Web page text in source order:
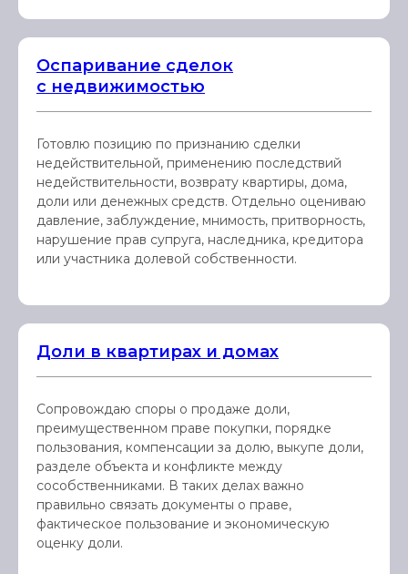
Оспаривание сделок
с недвижимостью
Готовлю позицию по признанию сделки
недействительной, применению последствий
недействительности, возврату квартиры, дома,
доли или денежных средств. Отдельно оцениваю
давление, заблуждение, мнимость, притворность,
нарушение прав супруга, наследника, кредитора
или участника долевой собственности.
Доли в квартирах и домах
Сопровождаю споры о продаже доли,
преимущественном праве покупки, порядке
пользования, компенсации за долю, выкупе доли,
разделе объекта и конфликте между
сособственниками. В таких делах важно
правильно связать документы о праве,
фактическое пользование и экономическую
оценку доли.